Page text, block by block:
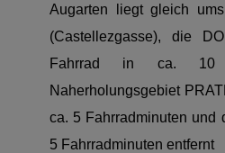
Augarten liegt gleich
(Castellezgasse), die
Fahrrad in ca. 10
Naherholungsgebiet
ca. 5 Fahrradminuten und
5 Fahrradminuten entfernt